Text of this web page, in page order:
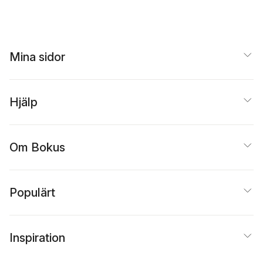
Mina sidor
Hjälp
Om Bokus
Populärt
Inspiration